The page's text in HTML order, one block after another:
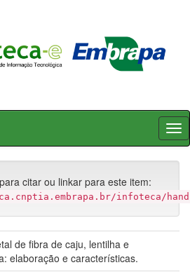
citar ou linkar para este item:
infoteca/
de fibra de caju, lentilha e
elaboração e características.